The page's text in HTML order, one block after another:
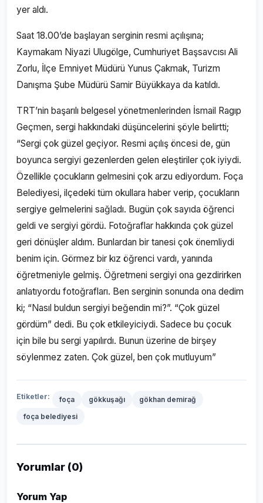
yer aldı.
Saat 18.00’de başlayan serginin resmi açılışına;
Kaymakam Niyazi Ulugölge, Cumhuriyet Başsavcısı Ali
Zorlu, İlçe Emniyet Müdürü Yunus Çakmak, Turizm
Danışma Şube Müdürü Samir Büyükkaya da katıldı.
TRT’nin başarılı belgesel yönetmenlerinden İsmail Ragıp
Geçmen, sergi hakkındaki düşüncelerini şöyle belirtti;
“Sergi çok güzel geçiyor. Resmi açılış öncesi de, gün
boyunca sergiyi gezenlerden gelen eleştiriler çok iyiydi.
Özellikle çocukların gelmesini çok arzu ediyordum. Foça
Belediyesi, ilçedeki tüm okullara haber verip, çocukların
sergiye gelmelerini sağladı. Bugün çok sayıda öğrenci
geldi ve sergiyi gördü. Fotoğraflar hakkında çok güzel
geri dönüşler aldım. Bunlardan bir tanesi çok önemliydi
benim için. Görmez bir kız öğrenci vardı, yanında
öğretmeniyle gelmiş. Öğretmeni sergiyi ona gezdirirken
anlatıyordu fotoğrafları. Ben serginin sonunda ona dedim
ki; “Nasıl buldun sergiyi beğendin mi?”. “Çok güzel
gördüm” dedi. Bu çok etkileyiciydi. Sadece bu çocuk
için bile bu sergi yapılırdı. Bunun üzerine de birşey
söylenmez zaten. Çok güzel, ben çok mutluyum”
Etiketler: foça gökkuşağı
gökhan demirağ
foça belediyesi
Yorumlar (0)
Yorum Yap